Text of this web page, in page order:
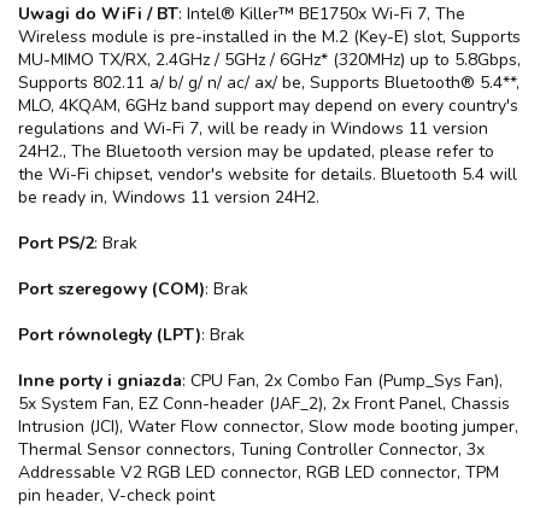
Uwagi do WiFi / BT: Intel® Killer™ BE1750x Wi-Fi 7, The
Wireless module is pre-installed in the M.2 (Key-E) slot, Supports
MU-MIMO TX/RX, 2.4GHz / 5GHz / 6GHz* (320MHz) up to 5.8Gbps,
Supports 802.11 a/ b/ g/ n/ ac/ ax/ be, Supports Bluetooth® 5.4**,
MLO, 4KQAM, 6GHz band support may depend on every country's
regulations and Wi-Fi 7, will be ready in Windows 11 version
24H2., The Bluetooth version may be updated, please refer to
the Wi-Fi chipset, vendor's website for details. Bluetooth 5.4 will
be ready in, Windows 11 version 24H2.
Port PS/2: Brak
Port szeregowy (COM): Brak
Port równoległy (LPT): Brak
Inne porty i gniazda: CPU Fan, 2x Combo Fan (Pump_Sys Fan),
5x System Fan, EZ Conn-header (JAF_2), 2x Front Panel, Chassis
Intrusion (JCI), Water Flow connector, Slow mode booting jumper,
Thermal Sensor connectors, Tuning Controller Connector, 3x
Addressable V2 RGB LED connector, RGB LED connector, TPM
pin header, V-check point